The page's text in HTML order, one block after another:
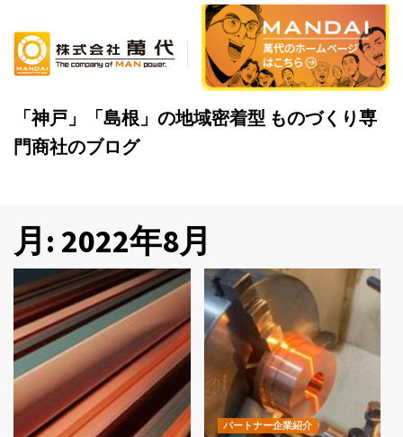
content
「神戸」「島根」の地域密着型 ものづくり専
門商社のブログ
月: 2022年8月
パートナー企業紹介